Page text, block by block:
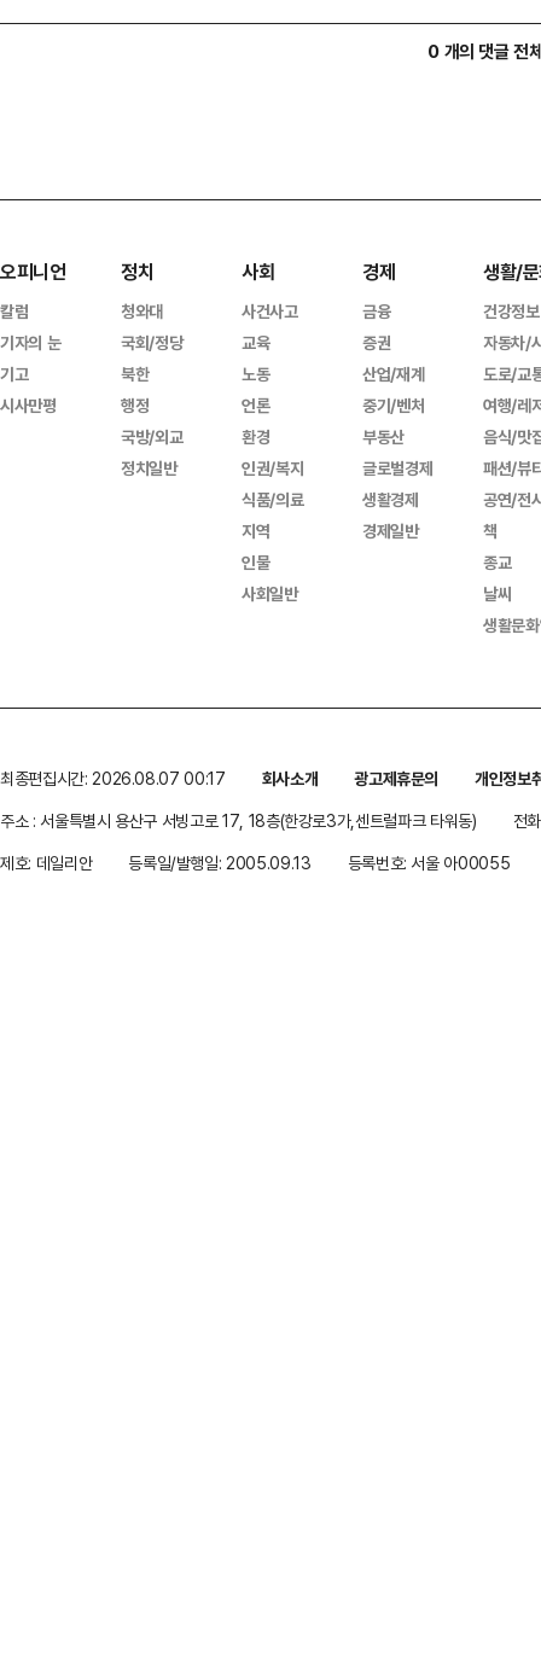
0 개의 댓글 전
오피니언
칼럼
기자의 눈
기고
시사만평
정치
청와대
국회/정당
북한
행정
국방/외교
정치일반
사회
사건사고
교육
노동
언론
환경
인권/복지
식품/의료
지역
인물
사회일반
경제
금융
증권
산업/재계
중기/벤처
부동산
글로벌경제
생활경제
경제일반
생활/
건강정보
자동차/
도로/교
여행/레
음식/맛
패션/뷰
공연/전
책
종교
날씨
생활문
최종편집시간: 2026.08.07 00:17 회사소개 광고제휴문의
개인정보
주소 : 서울특별시 용산구 서빙고로 17, 18층(한강로3가,센트럴파크 타워동)
전
제호: 데일리안
등록일/발행일: 2005.09.13 등록번호: 서울 아00055